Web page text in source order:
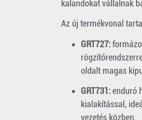
kalandokat vállalnak
Az új termékvonal
GRT727:
oldalt magas
GRT731:enduró
kialakítással,
vezetés közben.